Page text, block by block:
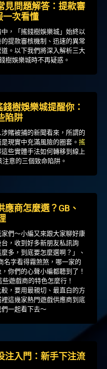
見問題解答：提款審
一次看懂
，「搖錢樹娛樂城」始終以
提款審核機制、迅速的異常
。以下我們將深入解析三大
樹娛樂城時不再疑惑。
樹娛樂城提醒你：
陷阱
賭被捕的新聞看來，所謂的
現實中充滿風險的圈套。 搖
些實體手法如何轉移到線上
意的三個致命陷阱。
商怎麼選？GB、
們～小編又來跟大家聊好康
，收到好多新朋友私訊詢
多，到底要怎麼選啊？」、
名字看得霧煞煞，哪一家的
你們的心聲小編都聽到了！
遊戲商的特色怎麼行！
，要用最親切、最直白的方
這幾家熱門遊戲供應商到底
一起看下去～
注入門：新手下注流